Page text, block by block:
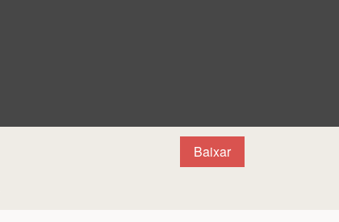
Baixar